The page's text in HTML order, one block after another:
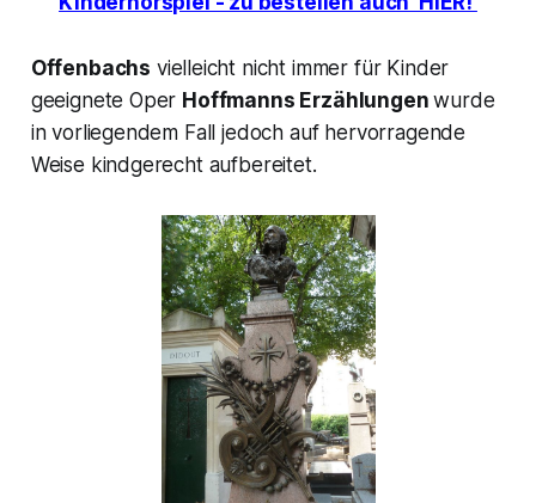
Offenbachs vielleicht nicht immer für Kinder
geeignete Oper Hoffmanns Erzählungen wurde
in vorliegendem Fall jedoch auf hervorragende
Weise kindgerecht aufbereitet.